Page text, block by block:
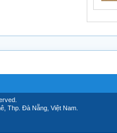
Thp. Đà Nẵng, Việt Nam.